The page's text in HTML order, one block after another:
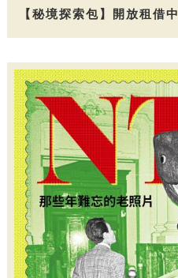
【秘境探索包】開放租借中